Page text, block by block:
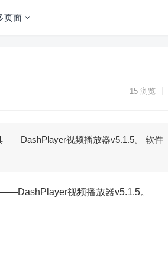
页面
15 浏览
——DashPlayer视频播放器v5.1.5。 软件
视频播放器v5.1.5。